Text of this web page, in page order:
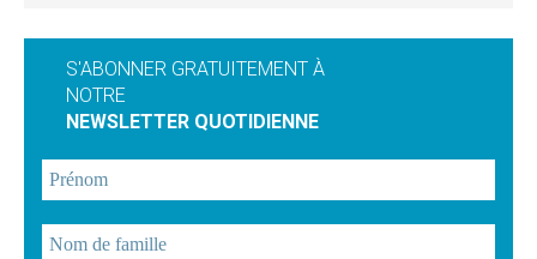
S'ABONNER GRATUITEMENT À
NOTRE
NEWSLETTER QUOTIDIENNE